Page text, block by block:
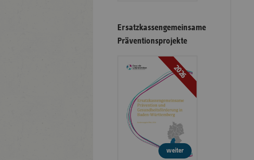
Ersatzkassengemeinsame
Präventionsprojekte
2026
weiter